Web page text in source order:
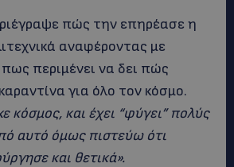
πώς την επηρέασε η
αναφέροντας με
περιμένει να δει πώς
για όλο τον κόσμο.
κόσμος, και έχει “φύγει” πολύς
αυτό όμως πιστεύω ότι
και θετικά».